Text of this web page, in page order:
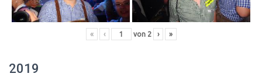
« ‹ von 2 › »
2019